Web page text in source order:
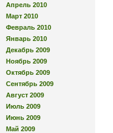
Апрель 2010
Март 2010
Февраль 2010
Январь 2010
Декабрь 2009
Ноябрь 2009
Октябрь 2009
Сентябрь 2009
Август 2009
Июль 2009
Июнь 2009
Май 2009